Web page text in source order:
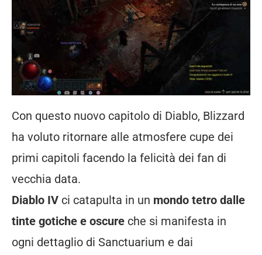
Con questo nuovo capitolo di Diablo, Blizzard
ha voluto ritornare alle atmosfere cupe dei
primi capitoli facendo la felicità dei fan di
vecchia data.
Diablo IV ci catapulta in un mondo tetro dalle
tinte gotiche e oscure che si manifesta in
ogni dettaglio di Sanctuarium e dai